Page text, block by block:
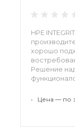
HPE
хорошо
Решение
• Цена — по